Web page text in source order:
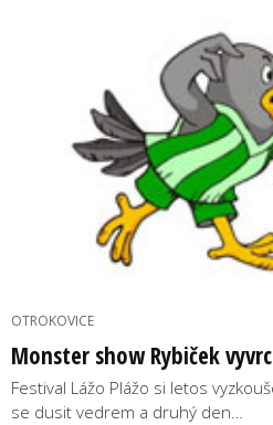
OTROKOVICE
Monster show Rybiček
Festival Lážo Plážo si letos
se dusit vedrem a druhý den…